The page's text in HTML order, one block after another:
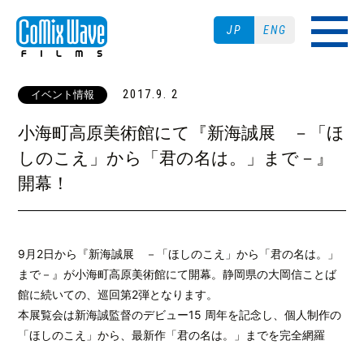
JP ENG
イベント情報 2017.9. 2
小海町高原美術館にて『新海誠展 －「ほ
しのこえ」から「君の名は。」まで－』
開幕！
9月2日から『新海誠展 －「ほしのこえ」から「君の名は。」
まで－』が小海町高原美術館にて開幕。静岡県の大岡信ことば
館に続いての、巡回第2弾となります。
本展覧会は新海誠監督のデビュー15 周年を記念し、個人制作の
「ほしのこえ」から、最新作「君の名は。」までを完全網羅